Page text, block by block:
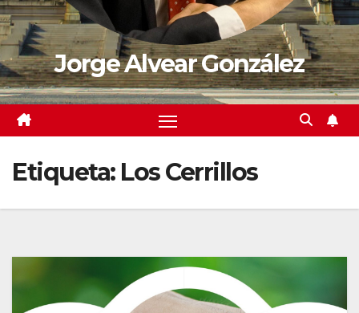
Jorge Alvear González
Etiqueta: Los Cerrillos